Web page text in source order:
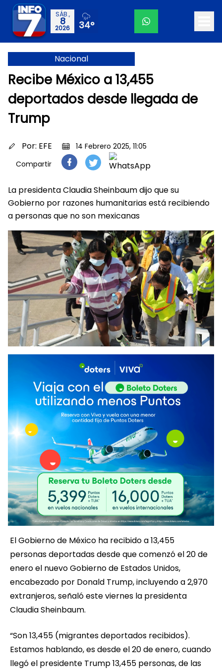
SÁB.,
8
2026 34°
Nacional
Recibe México a 13,455
deportados desde llegada de
Trump
Por: EFE
14 Febrero 2025, 11:05
Compartir
La presidenta Claudia Sheinbaum dijo que su
Gobierno por razones humanitarias está recibiendo
a personas que no son mexicanas
El Gobierno de México ha recibido a 13,455
personas deportadas desde que comenzó el 20 de
enero el nuevo Gobierno de Estados Unidos,
encabezado por Donald Trump, incluyendo a 2,970
extranjeros, señaló este viernes la presidenta
Claudia Sheinbaum.
“Son 13,455 (migrantes deportados recibidos).
Estamos hablando, es desde el 20 de enero, cuando
llegó el presidente Trump 13,455 personas, de las